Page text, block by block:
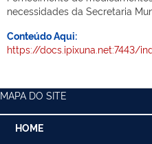
necessidades da Secretaria
Conteúdo Aqui:
https://docs.ipixuna.net:7443/
MAPA DO SITE
HOME